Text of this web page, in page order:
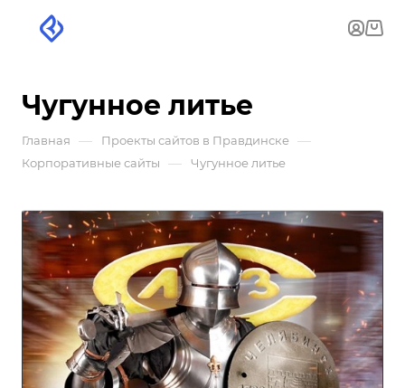
Чугунное литье
Главная — Проекты сайтов в Правдинске —
Корпоративные сайты — Чугунное литье